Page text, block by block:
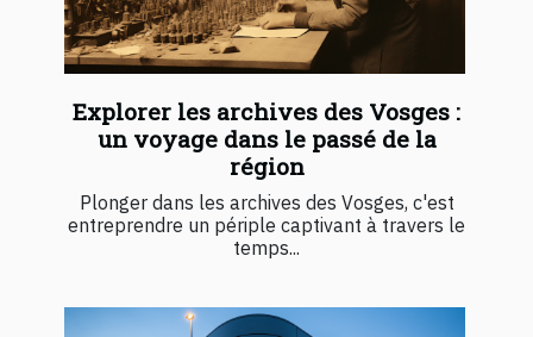
Explorer les archives des Vosges :
un voyage dans le passé de la
région
Plonger dans les archives des Vosges, c'est
entreprendre un périple captivant à travers le
temps...